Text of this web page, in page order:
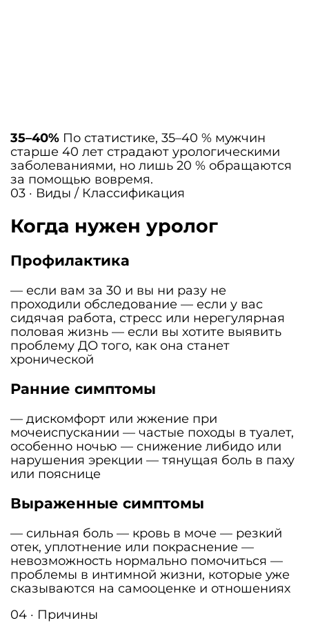
35–40% По статистике, 35–40 % мужчин
старше 40 лет страдают урологическими
заболеваниями, но лишь 20 % обращаются
за помощью вовремя.
03 · Виды / Классификация
Когда нужен уролог
Профилактика
— если вам за 30 и вы ни разу не
проходили обследование — если у вас
сидячая работа, стресс или нерегулярная
половая жизнь — если вы хотите выявить
проблему ДО того, как она станет
хронической
Ранние симптомы
— дискомфорт или жжение при
мочеиспускании — частые походы в туалет,
особенно ночью — снижение либидо или
нарушения эрекции — тянущая боль в паху
или пояснице
Выраженные симптомы
— сильная боль — кровь в моче — резкий
отек, уплотнение или покраснение —
невозможность нормально помочиться —
проблемы в интимной жизни, которые уже
сказываются на самооценке и отношениях
04 · Причины